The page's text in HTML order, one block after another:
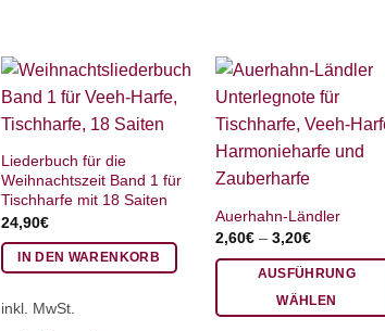
Liederbuch für die
Weihnachtszeit Band 1 für
Tischharfe mit 18 Saiten
24,90€
IN DEN WARENKORB
inkl. MwSt.
Auerhahn-Ländler
2,60€ –3,20€
AUSFÜHRUNG
WÄHLEN